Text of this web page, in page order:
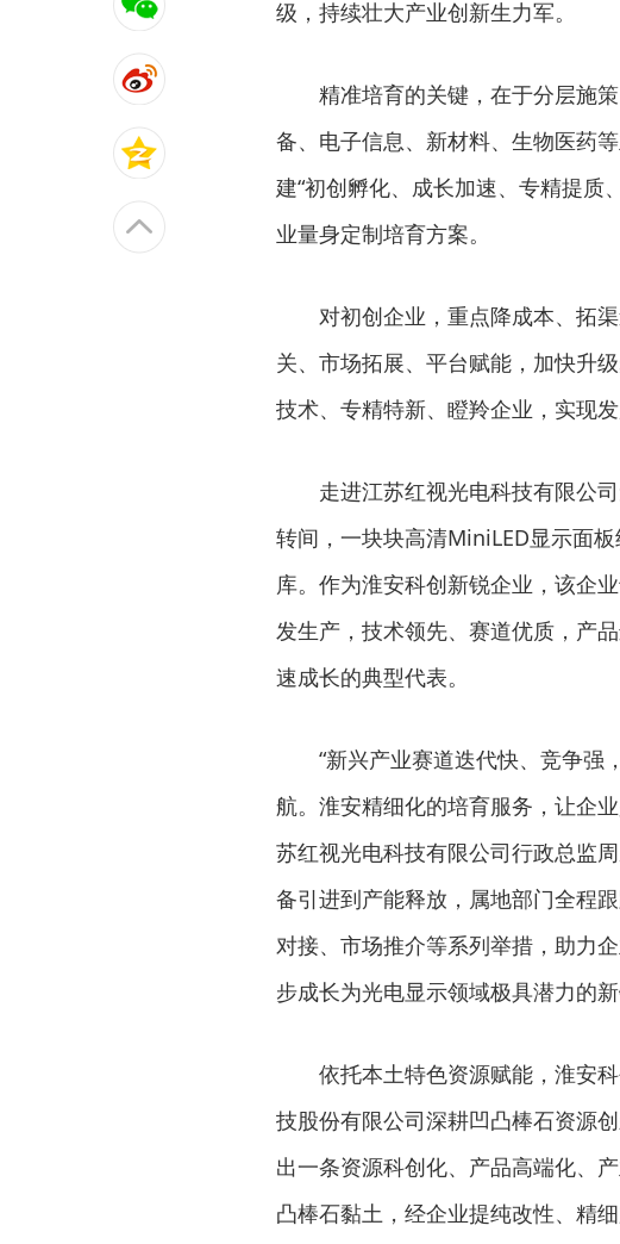
级，持续壮大产业创新生力军。
精准培育的关键，在于分层施
备、电子信息、新材料、生物医药
建“初创孵化、成长加速、专精提质
业量身定制培育方案。
对初创企业，重点降成本、拓
关、市场拓展、平台赋能，加快升
技术、专精特新、瞪羚企业，实现发
走进江苏红视光电科技有限公
转间，一块块高清MiniLED显示面
库。作为淮安科创新锐企业，该企
发生产，技术领先、赛道优质，产
速成长的典型代表。
“新兴产业赛道迭代快、竞争强
航。淮安精细化的培育服务，让企
苏红视光电科技有限公司行政总监
备引进到产能释放，属地部门全程
对接、市场推介等系列举措，助力
步成长为光电显示领域极具潜力的新
依托本土特色资源赋能，淮安
技股份有限公司深耕凹凸棒石资源
出一条资源科创化、产品高端化、
凸棒石黏土，经企业提纯改性、精